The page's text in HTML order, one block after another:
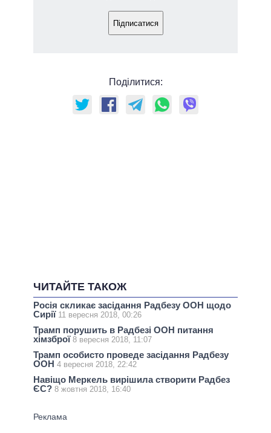
Підписатися
Поділитися:
ЧИТАЙТЕ ТАКОЖ
Росія скликає засідання Радбезу ООН щодо
Сирії 11 вересня 2018, 00:26
Трамп порушить в Радбезі ООН питання
хімзброї 8 вересня 2018, 11:07
Трамп особисто проведе засідання Радбезу
ООН 4 вересня 2018, 22:42
Навіщо Меркель вирішила створити Радбез
ЄС? 8 жовтня 2018, 16:40